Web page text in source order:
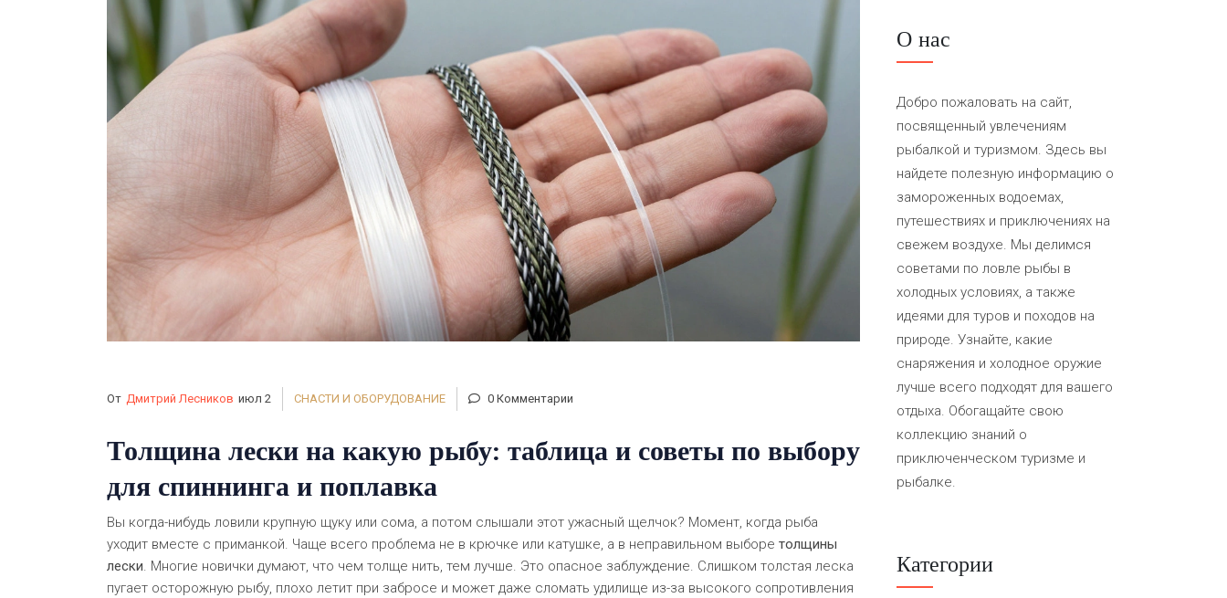
От Дмитрий Лесников июл 2 СНАСТИ И ОБОРУДОВАНИЕ 0 Комментарии
Толщина лески на какую рыбу: таблица и советы по выбору
для спиннинга и поплавка
Вы когда-нибудь ловили крупную щуку или сома, а потом слышали этот ужасный щелчок? Момент, когда рыба
уходит вместе с приманкой. Чаще всего проблема не в крючке или катушке, а в неправильном выборе толщины
лески. Многие новички думают, что чем толще нить, тем лучше. Это опасное заблуждение. Слишком толстая леска
пугает осторожную рыбу, плохо летит при забросе и может даже сломать удилище из-за высокого сопротивления
О нас
Добро пожаловать на сайт,
посвященный увлечениям
рыбалкой и туризмом. Здесь вы
найдете полезную информацию о
замороженных водоемах,
путешествиях и приключениях на
свежем воздухе. Мы делимся
советами по ловле рыбы в
холодных условиях, а также
идеями для туров и походов на
природе. Узнайте, какие
снаряжения и холодное оружие
лучше всего подходят для вашего
отдыха. Обогащайте свою
коллекцию знаний о
приключенческом туризме и
рыбалке.
Категории